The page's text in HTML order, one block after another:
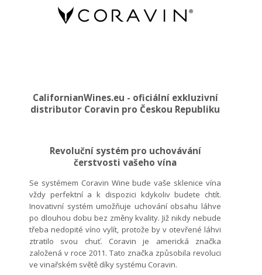
CalifornianWines.eu - oficiální exkluzivní
distributor Coravin pro Českou Republiku
Revoluční systém pro uchovávání
čerstvosti vašeho vína
Se systémem Coravin Wine bude vaše sklenice vína
vždy perfektní a k dispozici kdykoliv budete chtít.
Inovativní systém umožňuje uchování obsahu láhve
po dlouhou dobu bez změny kvality. Již nikdy nebude
třeba nedopité víno vylít, protože by v otevřené láhvi
ztratilo svou chuť. Coravin je americká značka
založená v roce 2011. Tato značka způsobila revoluci
ve vinařském světě díky systému Coravin.